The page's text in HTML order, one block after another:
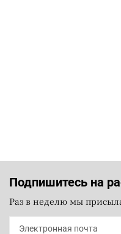
Подпишитесь на
Раз в неделю мы